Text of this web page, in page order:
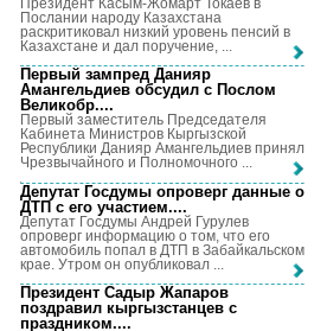
Президент Касым-Жомарт Токаев в
Послании народу Казахстана
раскритиковал низкий уровень пенсий в
Казахстане и дал поручение, ...
Первый зампред Данияр
Амангельдиев обсудил с Послом
Великобр....
Первый заместитель Председателя
Кабинета Министров Кыргызской
Республики Данияр Амангельдиев принял
Чрезвычайного и Полномочного ...
Депутат Госдумы опроверг данные о
ДТП с его участием....
Депутат Госдумы Андрей Гурулев
опроверг информацию о том, что его
автомобиль попал в ДТП в Забайкальском
крае. Утром он опубликовал ...
Президент Садыр Жапаров
поздравил кыргызстанцев с
праздником....